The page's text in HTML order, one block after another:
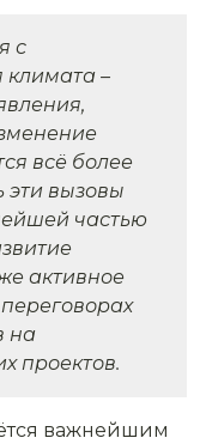
с
климата –
всё более
вызовы
частью
активное
на
проектов.
важнейшим